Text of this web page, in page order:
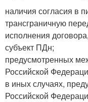
наличия согласия в
трансграничную
исполнения
субъект ПДн;
предусмотренных
Российской
в иных случаях,
Российской